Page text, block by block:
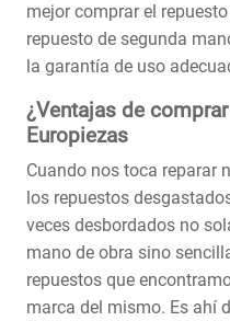
mejor comprar el
repuesto de segunda
la garantía de uso
¿Ventajas de
Europiezas
Cuando nos toca reparar
los repuestos
veces desbordados no
mano de obra sino
repuestos que
marca del mismo. Es ahí